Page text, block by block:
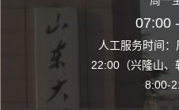
至周日8:00-
园校区图书馆
07:00
人工服务时间
22:00（兴隆山、
8:00-